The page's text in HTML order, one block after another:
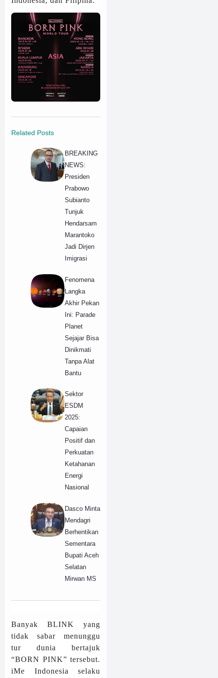
Related Posts
BREAKING
NEWS:
Presiden
Prabowo
Subianto
Tunjuk
Hendarsam
Marantoko
Jadi Dirjen
Imigrasi
​Fenomena
Langka
Akhir Pekan
Ini: Parade
Planet
Sejajar Bisa
Dinikmati
Tanpa Alat
Bantu
Sektor
ESDM
2025:
Capaian
Positif dan
Perkuatan
Ketahanan
Energi
Nasional
Dasco Minta
Mendagri
Berhentikan
Sementara
Bupati Aceh
Selatan
Mirwan MS
Banyak BLINK yang
tidak sabar menunggu
tur dunia bertajuk
“BORN PINK” tersebut.
iMe Indonesia selaku